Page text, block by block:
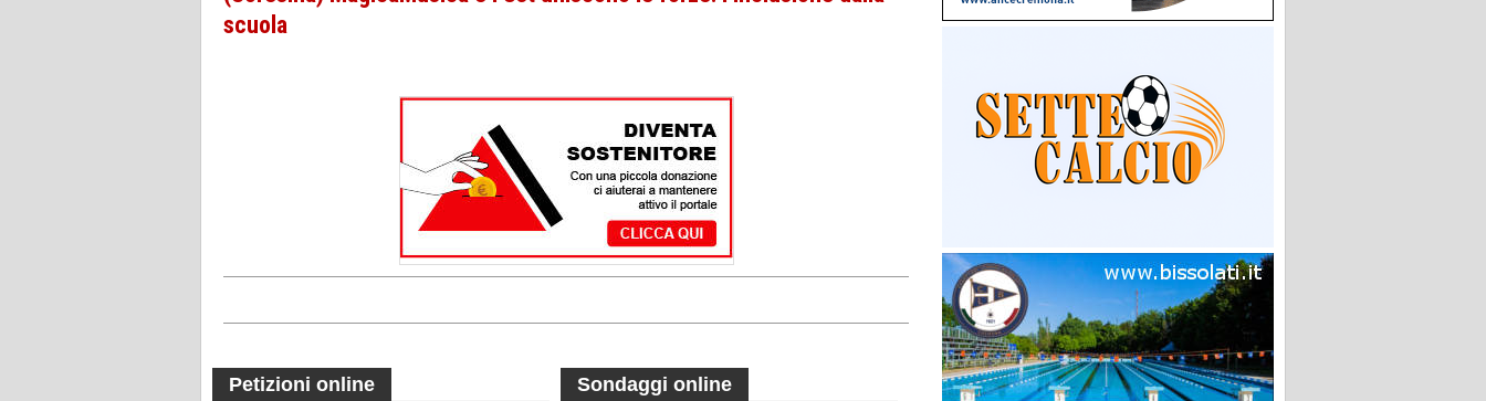
scuola
Petizioni online Sondaggi online